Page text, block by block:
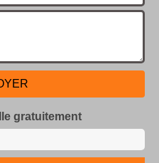
gratuitement